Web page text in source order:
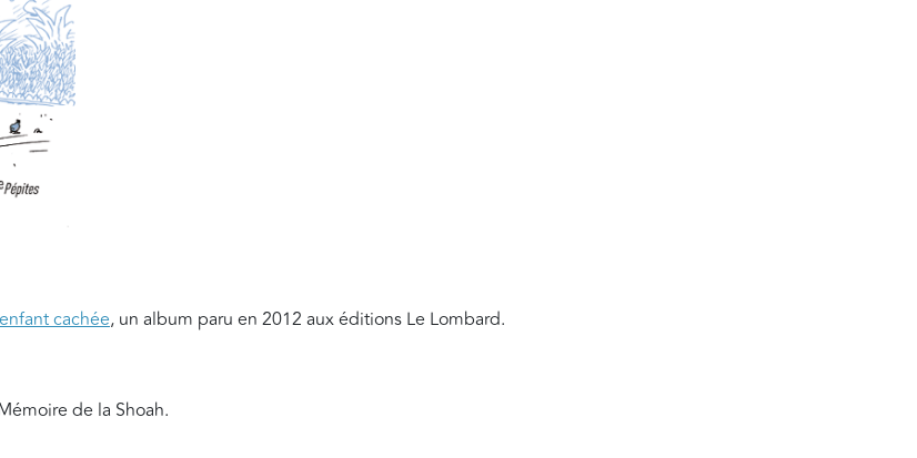
cachée, un album paru en 2012 aux éditions Le Lombard.
de la Shoah.